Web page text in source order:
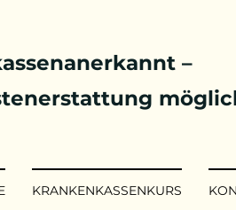
–
KRANKENKASSENKURS